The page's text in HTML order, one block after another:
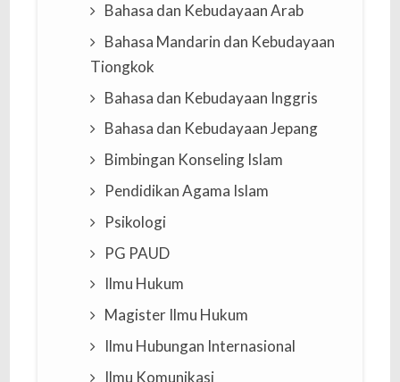
Bahasa dan Kebudayaan Arab
Bahasa Mandarin dan Kebudayaan
Tiongkok
Bahasa dan Kebudayaan Inggris
Bahasa dan Kebudayaan Jepang
Bimbingan Konseling Islam
Pendidikan Agama Islam
Psikologi
PG PAUD
Ilmu Hukum
Magister Ilmu Hukum
Ilmu Hubungan Internasional
Ilmu Komunikasi